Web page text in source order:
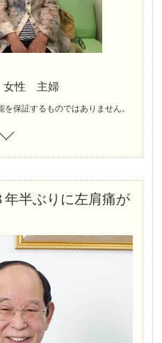
性 主婦
保証するものではありません。
年半ぶりに左肩痛が